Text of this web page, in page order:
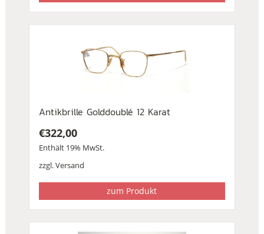
Antikbrille Golddoublé 12 Karat
€322,00
Enthält 19% MwSt.
zzgl.Versand
zum Produkt